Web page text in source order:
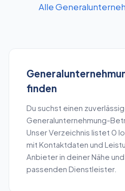
Alle
finden
Du suchst einen
Generalunternehmung-
Unser Verzeichnis listet 0
mit Kontaktdaten und
Anbieter in deiner Nähe
passenden Dienstleister.